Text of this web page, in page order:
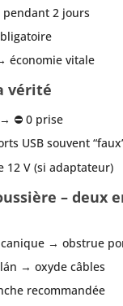
2 jours
économie vitale
vérité
⛔ 0 prise
USB souvent
V (si adaptateur)
– deux
→ obstrue
→ oxyde câbles
recommandée